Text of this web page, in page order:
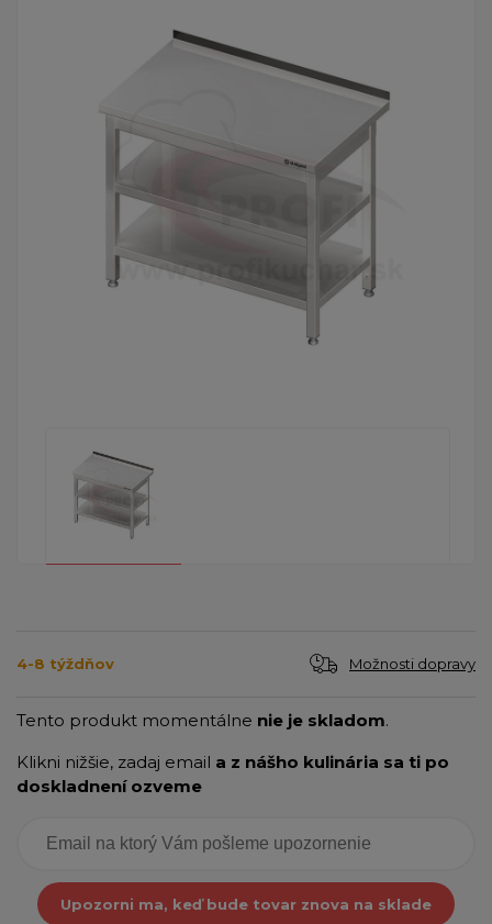
4-8 týždňov Možnosti dopravy
Tento produkt momentálne nie je skladom.
Klikni nižšie, zadaj email a z nášho kulinária sa ti po
doskladnení ozveme
Upozorni ma, keď bude tovar znova na sklade